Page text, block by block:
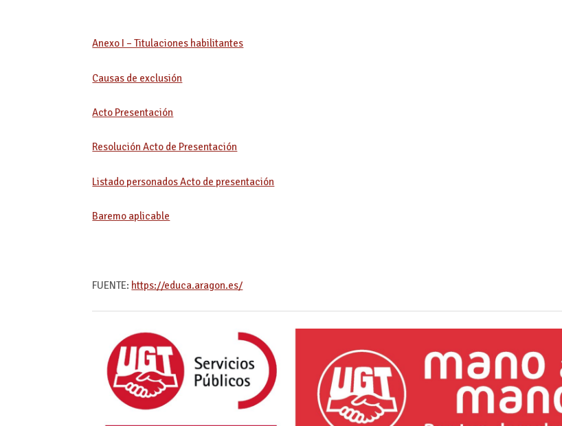
Anexo I – Titulaciones habilitantes
Causas de exclusión
Acto Presentación
Resolución Acto de Presentación
Listado personados Acto de presentación
Baremo aplicable
FUENTE: https://educa.aragon.es/